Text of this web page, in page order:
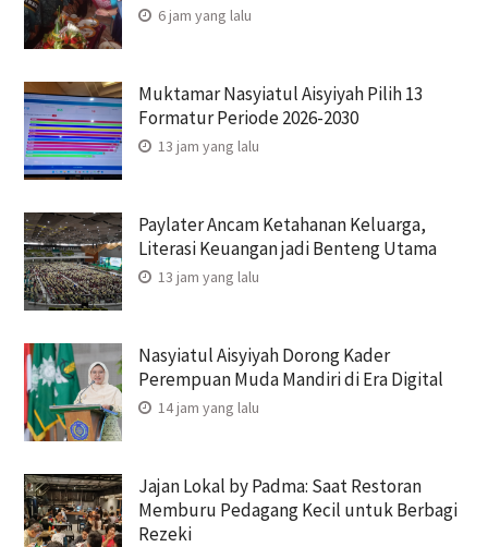
6 jam yang lalu
Muktamar Nasyiatul Aisyiyah Pilih 13
Formatur Periode 2026-2030
13 jam yang lalu
Paylater Ancam Ketahanan Keluarga,
Literasi Keuangan jadi Benteng Utama
13 jam yang lalu
Nasyiatul Aisyiyah Dorong Kader
Perempuan Muda Mandiri di Era Digital
14 jam yang lalu
Jajan Lokal by Padma: Saat Restoran
Memburu Pedagang Kecil untuk Berbagi
Rezeki